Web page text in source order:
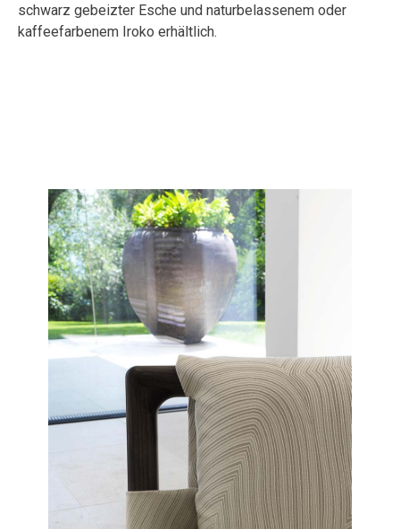
schwarz gebeizter Esche und naturbelassenem oder
kaffeefarbenem Iroko erhältlich.